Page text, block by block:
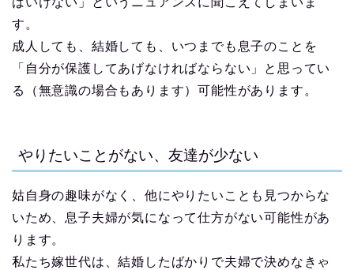
す。
成人しても、結婚しても、いつまでも息子のことを
「自分が保護してあげなければならない」と思ってい
る（無意識の場合もあります）可能性があります。
やりたいことがない、友達が少ない
姑自身の趣味がなく、他にやりたいことも見つからな
いため、息子夫婦が気になって仕方がない可能性があ
ります。
私たち嫁世代は、結婚したばかりで夫婦で決めなきゃ